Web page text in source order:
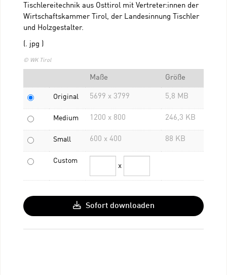
Tischlereitechnik aus Osttirol mit Vertreter:innen der
Wirtschaftskammer Tirol, der Landesinnung Tischler
und Holzgestalter.
(. jpg )
© WK Tirol
Maße Größe
Original 5699 x 3799 5,8 MB
Medium 1200 x 800 246,3 KB
Small 600 x 400 88 KB
Custom
x
Sofort downloaden